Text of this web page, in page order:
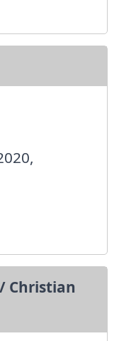
Christian